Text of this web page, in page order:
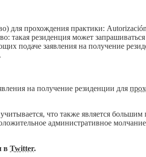
прохождения практики: Autorización
такая резиденция может
подаче заявления на получение
на получение резиденции для
что также является
административное
в Twitter.